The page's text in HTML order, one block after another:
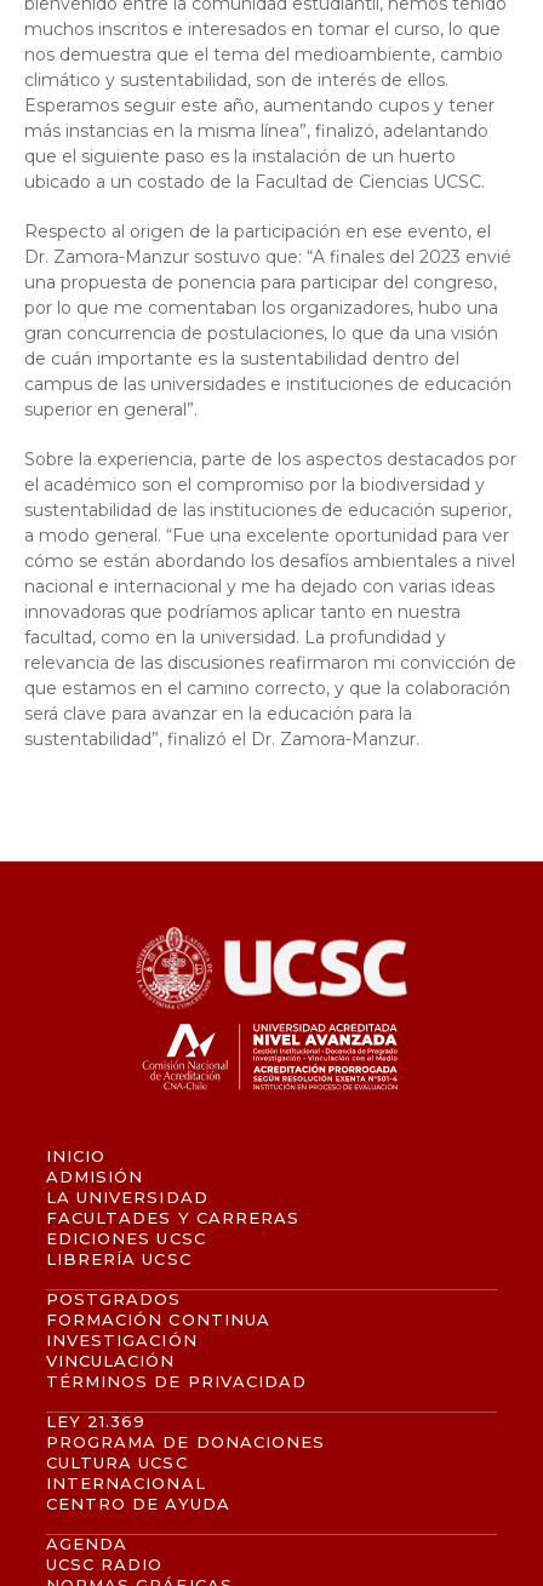
muchos inscritos e interesados en tomar el curso, lo que
nos demuestra que el tema del medioambiente, cambio
climático y sustentabilidad, son de interés de ellos.
Esperamos seguir este año, aumentando cupos y tener
más instancias en la misma línea”, finalizó, adelantando
que el siguiente paso es la instalación de un huerto
ubicado a un costado de la Facultad de Ciencias UCSC.
Respecto al origen de la participación en ese evento, el
Dr. Zamora-Manzur sostuvo que: “A finales del 2023 envié
una propuesta de ponencia para participar del congreso,
por lo que me comentaban los organizadores, hubo una
gran concurrencia de postulaciones, lo que da una visión
de cuán importante es la sustentabilidad dentro del
campus de las universidades e instituciones de educación
superior en general”.
Sobre la experiencia, parte de los aspectos destacados por
el académico son el compromiso por la biodiversidad y
sustentabilidad de las instituciones de educación superior,
a modo general. “Fue una excelente oportunidad para ver
cómo se están abordando los desafíos ambientales a nivel
nacional e internacional y me ha dejado con varias ideas
innovadoras que podríamos aplicar tanto en nuestra
facultad, como en la universidad. La profundidad y
relevancia de las discusiones reafirmaron mi convicción de
que estamos en el camino correcto, y que la colaboración
será clave para avanzar en la educación para la
sustentabilidad”, finalizó el Dr. Zamora-Manzur.
INICIO
ADMISIÓN
LA UNIVERSIDAD
FACULTADES Y CARRERAS
EDICIONES UCSC
LIBRERÍA UCSC
POSTGRADOS
FORMACIÓN CONTINUA
INVESTIGACIÓN
VINCULACIÓN
TÉRMINOS DE PRIVACIDAD
LEY 21.369
PROGRAMA DE DONACIONES
CULTURA UCSC
INTERNACIONAL
CENTRO DE AYUDA
AGENDA
UCSC RADIO